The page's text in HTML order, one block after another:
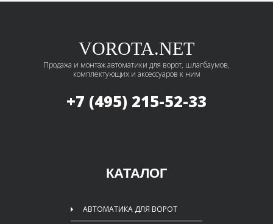
VOROTA.NET
Продажа и монтаж автоматики для ворот, шлагбаумов,
комплектующих и аксессуаров к ним
+7 (495) 215-52-33
КАТАЛОГ
АВТОМАТИКА ДЛЯ ВОРОТ